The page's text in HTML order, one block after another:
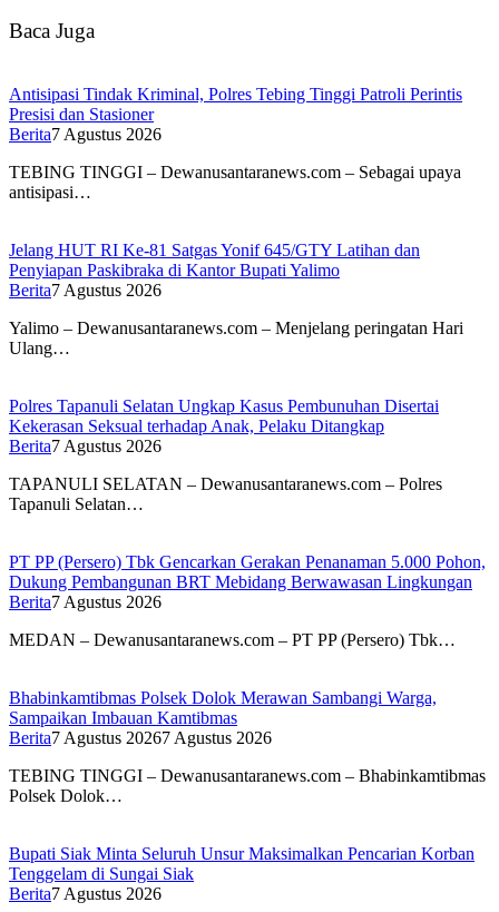
Baca Juga
Antisipasi Tindak Kriminal, Polres Tebing Tinggi Patroli Perintis
Presisi dan Stasioner
Berita7 Agustus 2026
TEBING TINGGI – Dewanusantaranews.com – Sebagai upaya
antisipasi…
Jelang HUT RI Ke-81 Satgas Yonif 645/GTY Latihan dan
Penyiapan Paskibraka di Kantor Bupati Yalimo
Berita7 Agustus 2026
Yalimo – Dewanusantaranews.com – Menjelang peringatan Hari
Ulang…
Polres Tapanuli Selatan Ungkap Kasus Pembunuhan Disertai
Kekerasan Seksual terhadap Anak, Pelaku Ditangkap
Berita7 Agustus 2026
TAPANULI SELATAN – Dewanusantaranews.com – Polres
Tapanuli Selatan…
PT PP (Persero) Tbk Gencarkan Gerakan Penanaman 5.000 Pohon,
Dukung Pembangunan BRT Mebidang Berwawasan Lingkungan
Berita7 Agustus 2026
MEDAN – Dewanusantaranews.com – PT PP (Persero) Tbk…
Bhabinkamtibmas Polsek Dolok Merawan Sambangi Warga,
Sampaikan Imbauan Kamtibmas
Berita7 Agustus 20267 Agustus 2026
TEBING TINGGI – Dewanusantaranews.com – Bhabinkamtibmas
Polsek Dolok…
Bupati Siak Minta Seluruh Unsur Maksimalkan Pencarian Korban
Tenggelam di Sungai Siak
Berita7 Agustus 2026